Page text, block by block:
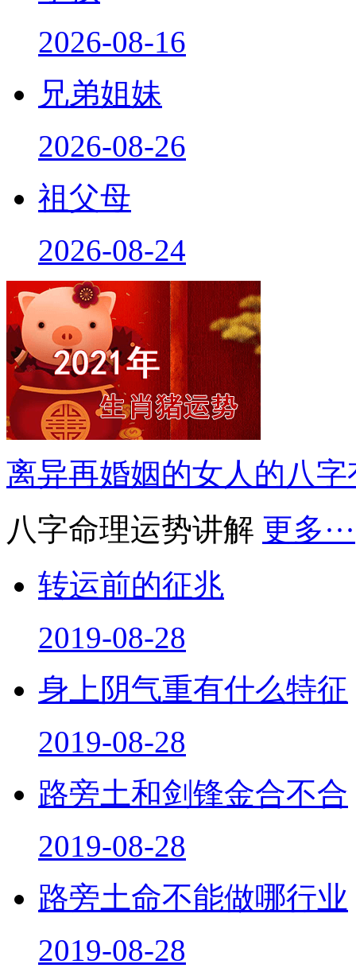
2026-08-16
兄弟姐妹
2026-08-26
祖父母
2026-08-24
离异再婚姻的女人的八
八字命理运势讲解 更多···
转运前的征兆
2019-08-28
身上阴气重有什么特征
2019-08-28
路旁土和剑锋金合不合
2019-08-28
路旁土命不能做哪行业
2019-08-28